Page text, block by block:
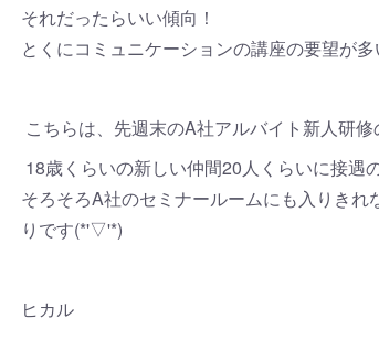
それだったらいい傾向！
とくにコミュニケーションの講座の要望が多
こちらは、先週末のA社アルバイト新人研修
18歳くらいの新しい仲間20人くらいに接遇
そろそろA社のセミナールームにも入りき
りです(*'▽'*)
ヒカル